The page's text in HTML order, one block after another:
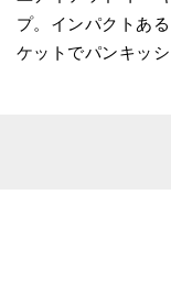
プ。インパクトあ
ケットでパンキッシ